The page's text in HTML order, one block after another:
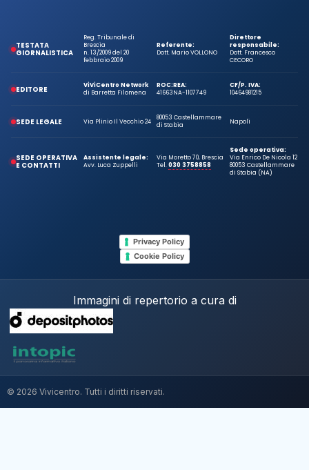
TESTATA
GIORNALISTICA
Reg. Tribunale di
Brescia
n. 13/2009 del 20
febbraio 2009
Referente:
Dott. Mario VOLLONO
Direttore
responsabile:
Dott. Francesco
CECORO
EDITORE
ViViCentro Network
di Barretta Filomena
ROC:
41663
REA:
NA-1107749
CF/P. IVA:
10464981215
SEDE LEGALE Via Plinio Il Vecchio 24
80053 Castellammare
di Stabia
Napoli
SEDE OPERATIVA
E CONTATTI
Assistente legale:
Avv. Luca Zuppelli
Via Moretto 70, Brescia
Tel.030 3758858
Sede operativa:
Via Enrico De Nicola 12
80053 Castellammare
di Stabia (NA)
Privacy Policy
Cookie Policy
Immagini di repertorio a cura di
© 2026 Vivicentro. Tutti i diritti riservati.